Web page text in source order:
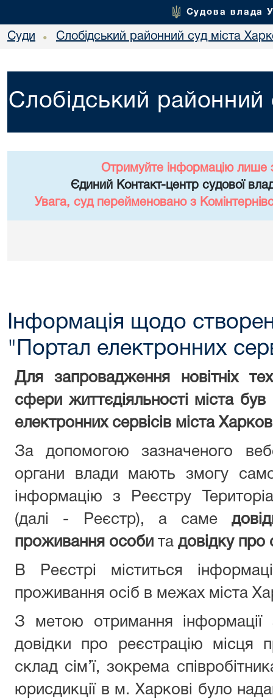
Судова влада
Суди • Слобідський районний суд міста
Слобідський районний
Отримуйте інформацію лише
Єдиний Контакт-центр судової
Увага, суд перейменовано з
Інформація щодо
"Портал електронних
Для запровадження новітніх
сфери життєдіяльності міста
електронних сервісів міста
За допомогою зазначеного
органи влади мають змогу
інформацію з Реєстру
(далі - Реєстр), а саме
проживання особи та довідку про
В Реєстрі міститься
проживання осіб в межах міста
З метою отримання
довідки про реєстрацію місця
склад сім’ї, зокрема
юрисдикції в м. Харкові було